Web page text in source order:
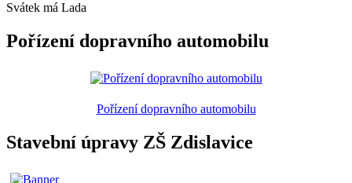
Svátek má Lada
Pořízení dopravního automobilu
Pořízení dopravního automobilu
Stavební úpravy ZŠ Zdislavice